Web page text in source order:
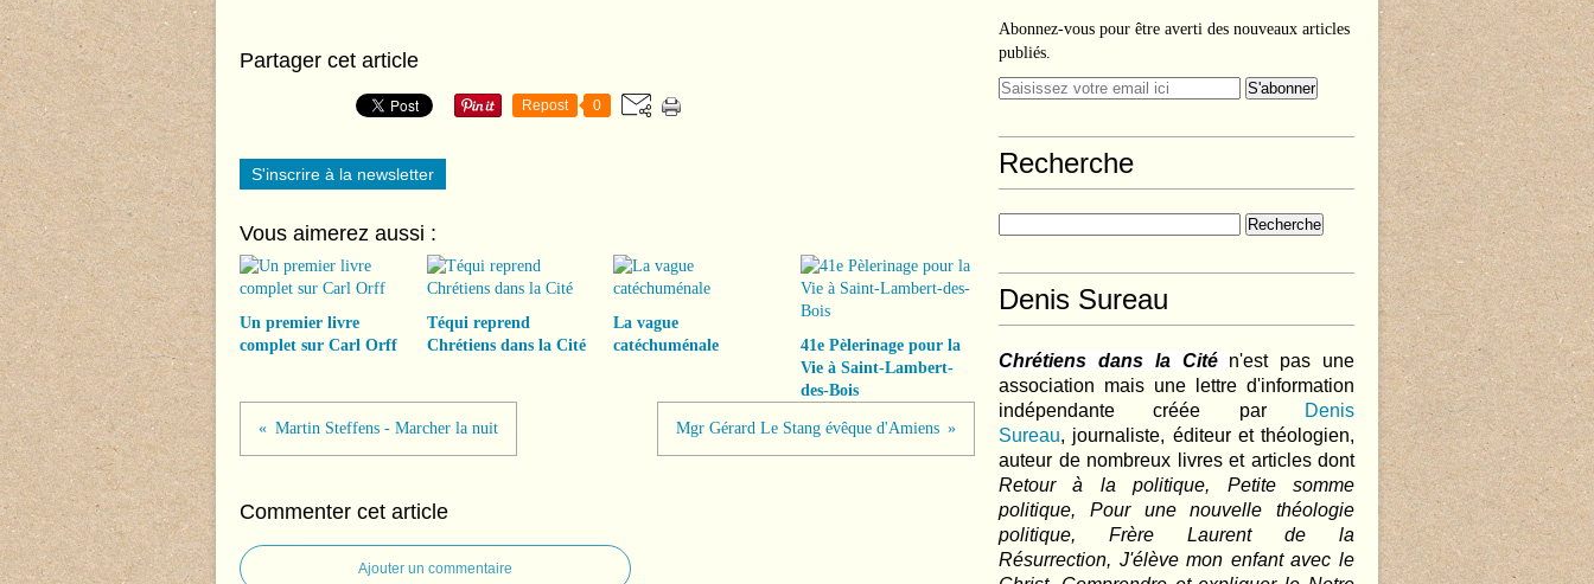
Partager cet article
Repost 0
S'inscrire à la newsletter
Vous aimerez aussi :
Un premier livre
complet sur Carl Orff
Téqui reprend
Chrétiens dans la Cité
La vague
catéchuménale
41e Pèlerinage pour la
Vie à Saint-Lambert-
des-Bois
Martin Steffens - Marcher la nuit Mgr Gérard Le Stang évêque d'Amiens
Commenter cet article
Ajouter un commentaire
Abonnez-vous pour être averti des nouveaux articles
publiés.
Recherche
Denis Sureau
Chrétiens dans la Cité
n'est pas une
association mais une lettre d'information
indépendante créée par
Denis
Sureau, journaliste, éditeur et théologien,
auteur de nombreux livres et articles dont
Retour à la politique, Petite somme
politique, Pour une nouvelle théologie
politique, Frère Laurent de la
Résurrection, J'élève mon enfant avec le